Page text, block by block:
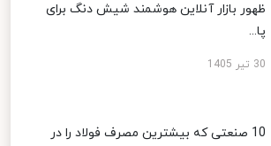
ظهور بازار آنلاین هوشمند شیش دنگ برای
پا...
30 تیر 1405
10 صنعتی که بیشترین مصرف فولاد را در